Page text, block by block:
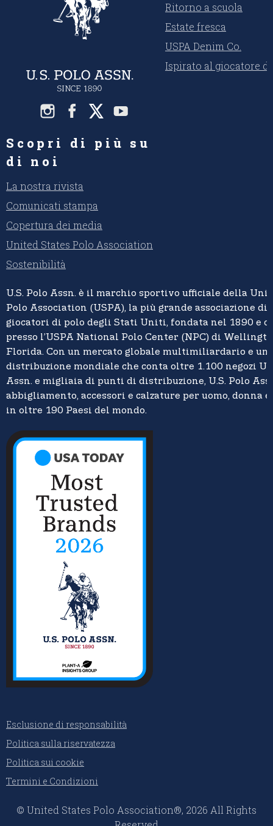
Ritorno a scuola
Estate fresca
USPA Denim Co.
Ispirato al giocatore
Scopri di più su
di noi
La nostra rivista
Comunicati stampa
Copertura dei media
United States Polo Association
Sostenibilità
U.S. Polo Assn. è il marchio sportivo ufficiale della
Polo Association (USPA), la più grande associazione di
giocatori di polo degli Stati Uniti, fondata nel 1890 e
presso l’USPA National Polo Center (NPC) di
Florida. Con un mercato globale multimiliardario e
distribuzione mondiale che conta oltre 1.100 negozi
Assn. e migliaia di punti di distribuzione, U.S. Polo
abbigliamento, accessori e calzature per uomo, donna
in oltre 190 Paesi del mondo.
Esclusione di responsabilità
Politica sulla riservatezza
Politica sui cookie
Termini e Condizioni
© United States Polo Association®, 2026 All Rights